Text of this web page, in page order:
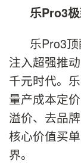
乐Pro3
乐Pro3
注入超强推
千元时代。
量产成本定
溢价、去品
核心价值买
界。